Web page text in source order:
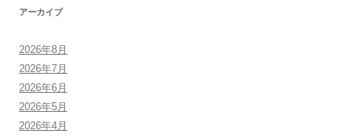
アーカイブ
2026年8月
2026年7月
2026年6月
2026年5月
2026年4月